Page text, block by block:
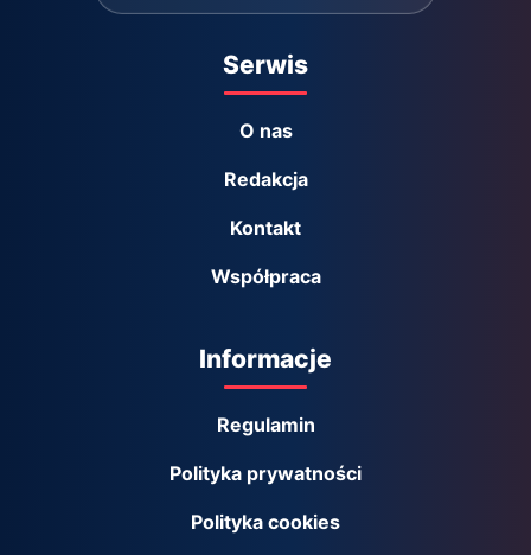
Serwis
O nas
Redakcja
Kontakt
Współpraca
Informacje
Regulamin
Polityka prywatności
Polityka cookies